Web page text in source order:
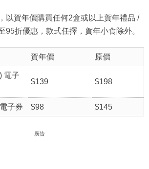
以賀年價購買任何2盒或以上賀年禮品 /
95折優惠，款式任擇，賀年小食除外。
賀年價 原價
電子
$139 $198
子券 $98 $145
廣告